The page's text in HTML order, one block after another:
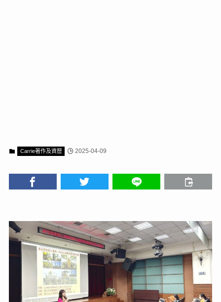
Carrie著作及資歷 2025-04-09